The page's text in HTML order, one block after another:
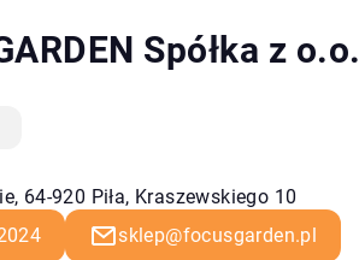
Spółka z o.o.
64-920 Piła, Kraszewskiego 10
sklep@focusgarden.pl